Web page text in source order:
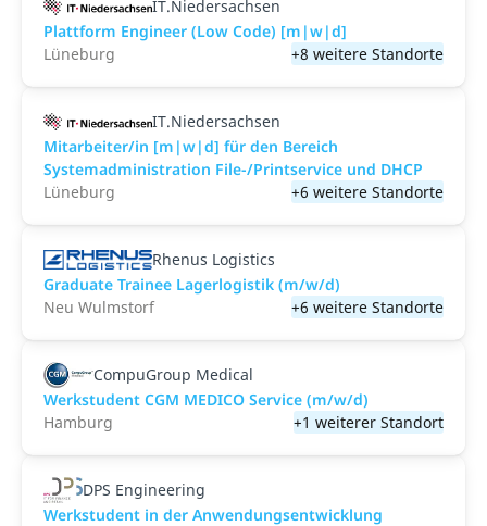
IT.Niedersachsen
Plattform Engineer (Low Code) [m|w|d]
Lüneburg
+8 weitere Standorte
IT.Niedersachsen
Mitarbeiter/in [m|w|d] für den Bereich
Systemadministration File-/Printservice und DHCP
Lüneburg
+6 weitere Standorte
Rhenus Logistics
Graduate Trainee Lagerlogistik (m/w/d)
Neu Wulmstorf
+6 weitere Standorte
CompuGroup Medical
Werkstudent CGM MEDICO Service (m/w/d)
Hamburg
+1 weiterer Standort
DPS Engineering
Werkstudent in der Anwendungsentwicklung